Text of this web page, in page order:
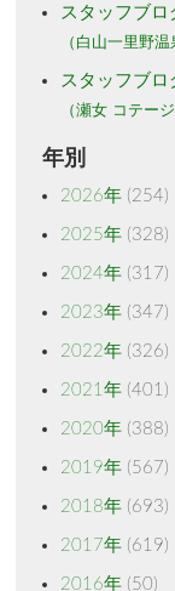
スタッフブロ
（白山一里野温
スタッフブロ
（瀬女 コテージ
年別
2026年(254)
2025年(328)
2024年(317)
2023年(347)
2022年(326)
2021年(401)
2020年(388)
2019年(567)
2018年(693)
2017年(619)
2016年(50)